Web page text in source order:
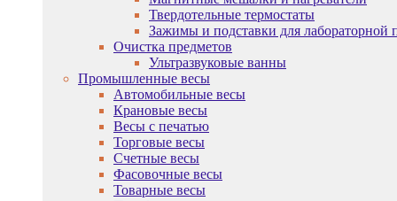
Твердотельные термостаты
Зажимы и подставки для лабораторной
Очистка предметов
Ультразвуковые ванны
Промышленные весы
Автомобильные весы
Крановые весы
Весы с печатью
Торговые весы
Счетные весы
Фасовочные весы
Товарные весы